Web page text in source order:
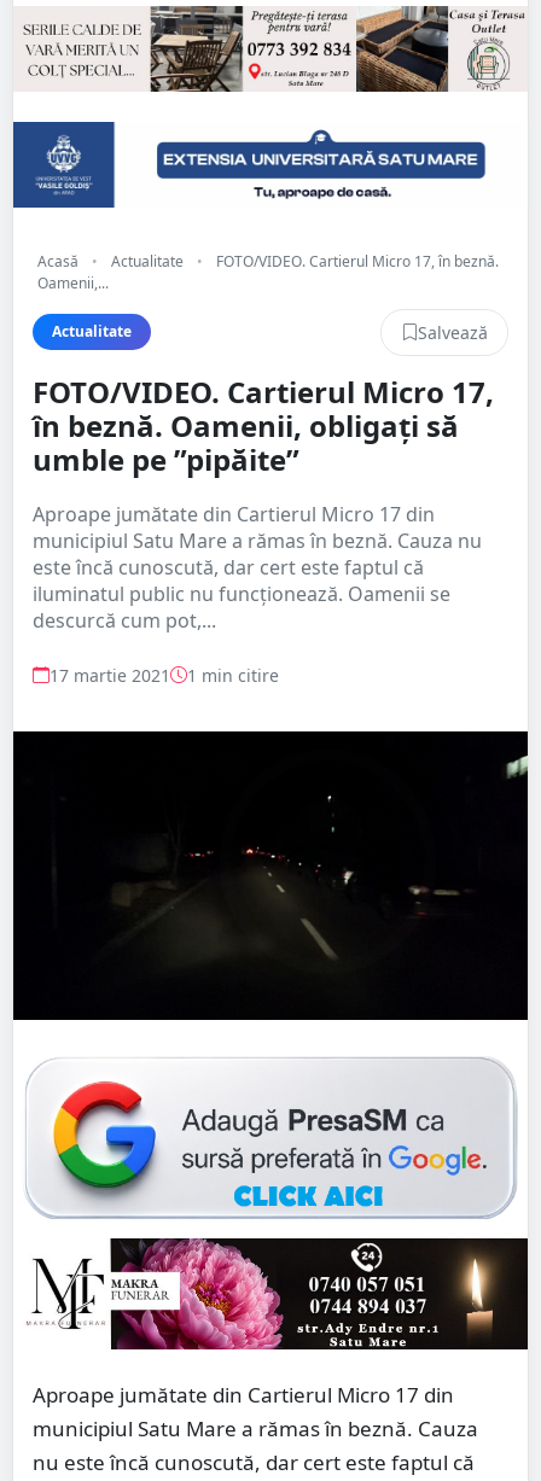
Acasă • Actualitate •
FOTO/VIDEO. Cartierul Micro 17, în beznă.
Oamenii,...
Actualitate Salvează
FOTO/VIDEO. Cartierul Micro 17,
în beznă. Oamenii, obligați să
umble pe ”pipăite”
Aproape jumătate din Cartierul Micro 17 din
municipiul Satu Mare a rămas în beznă. Cauza nu
este încă cunoscută, dar cert este faptul că
iluminatul public nu funcționează. Oamenii se
descurcă cum pot,...
17 martie 2021 1 min citire
Aproape jumătate din Cartierul Micro 17 din
municipiul Satu Mare a rămas în beznă. Cauza
nu este încă cunoscută, dar cert este faptul că